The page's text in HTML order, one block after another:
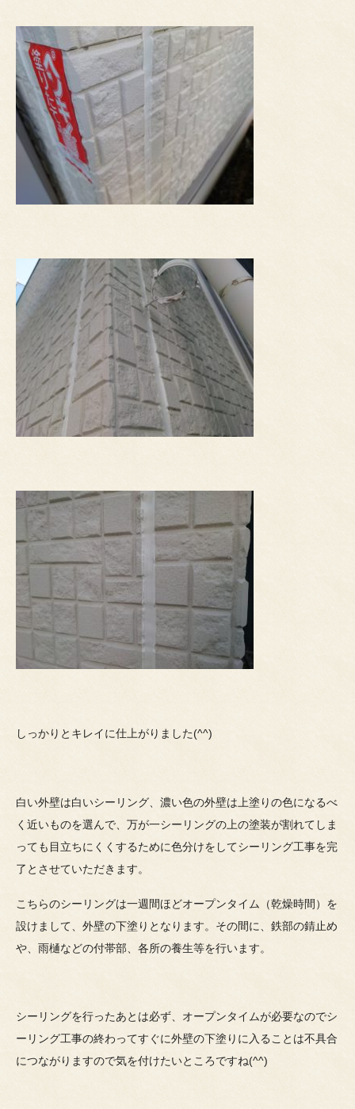
しっかりとキレイに仕上がりました(^^)
白い外壁は白いシーリング、濃い色の外壁は上塗りの色になるべ
く近いものを選んで、万が一シーリングの上の塗装が割れてしま
っても目立ちにくくするために色分けをしてシーリング工事を完
了とさせていただきます。
こちらのシーリングは一週間ほどオープンタイム（乾燥時間）を
設けまして、外壁の下塗りとなります。その間に、鉄部の錆止め
や、雨樋などの付帯部、各所の養生等を行います。
シーリングを行ったあとは必ず、オープンタイムが必要なのでシ
ーリング工事の終わってすぐに外壁の下塗りに入ることは不具合
につながりますので気を付けたいところですね(^^)